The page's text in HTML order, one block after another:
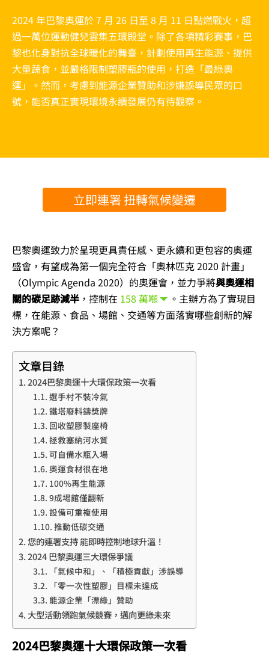
2024 年巴黎奧運於 7 月 26 日至 8 月 11 日點燃戰火，超
過一萬位運動健兒雲集五環殿堂。除了各項精彩賽事，巴
黎也化身對抗全球暖化的舞臺，計劃使用再生能源、提供
大量蔬食，並嚴格限制塑膠瓶的使用，打造「最綠奧
運」。然而，考慮到能源企業贊助和涉嫌誤導民眾的口
號，能否真正實現環境永續發展仍有待觀察。
立即連署 扭轉氣候變遷
巴黎奧運致力於呈現更具責任感、更永續和更包容的奧運
盛會，有望成為第一個完全符合「奧林匹克 2020 計畫」
（Olympic Agenda 2020）的奧運會，並力爭將與奧運相
關的碳足跡減半 ，控制在 158 萬噸
。主辦方為了實現目
標，在能源、食品、場館、交通等方面落實哪些創新的解
決方案呢？
文章目錄
2024巴黎奧運十大環保政策一次看
選手村不裝冷氣
鐵塔廢料鑄獎牌
回收塑膠製座椅
拯救塞納河水質
可自備水瓶入場
奧運食材很在地
100%再生能源
9成場館僅翻新
設備可重複使用
推動低碳交通
您的連署支持 能即時控制地球升溫！
2024 巴黎奧運三大環保爭議
「氣候中和」、「積極貢獻」涉誤導
「零一次性塑膠」目標未達成
能源企業「漂綠」贊助
大型活動領跑氣候競賽，邁向更綠未來
2024巴黎奧運十大環保政策一次看